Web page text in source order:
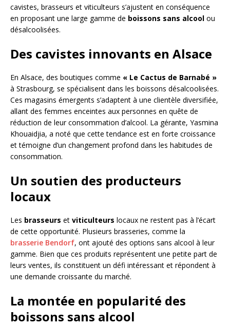
cavistes, brasseurs et viticulteurs s’ajustent en conséquence
en proposant une large gamme de boissons sans alcool ou
désalcoolisées.
Des cavistes innovants en Alsace
En Alsace, des boutiques comme « Le Cactus de Barnabé »
à Strasbourg, se spécialisent dans les boissons désalcoolisées.
Ces magasins émergents s’adaptent à une clientèle diversifiée,
allant des femmes enceintes aux personnes en quête de
réduction de leur consommation d’alcool. La gérante, Yasmina
Khouaidjia, a noté que cette tendance est en forte croissance
et témoigne d’un changement profond dans les habitudes de
consommation.
Un soutien des producteurs
locaux
Les brasseurs et viticulteurs locaux ne restent pas à l’écart
de cette opportunité. Plusieurs brasseries, comme la
brasserie Bendorf, ont ajouté des options sans alcool à leur
gamme. Bien que ces produits représentent une petite part de
leurs ventes, ils constituent un défi intéressant et répondent à
une demande croissante du marché.
La montée en popularité des
boissons sans alcool